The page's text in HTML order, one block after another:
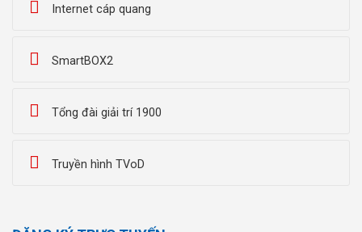
Internet cáp quang
SmartBOX2
Tổng đài giải trí 1900
Truyền hình TVoD